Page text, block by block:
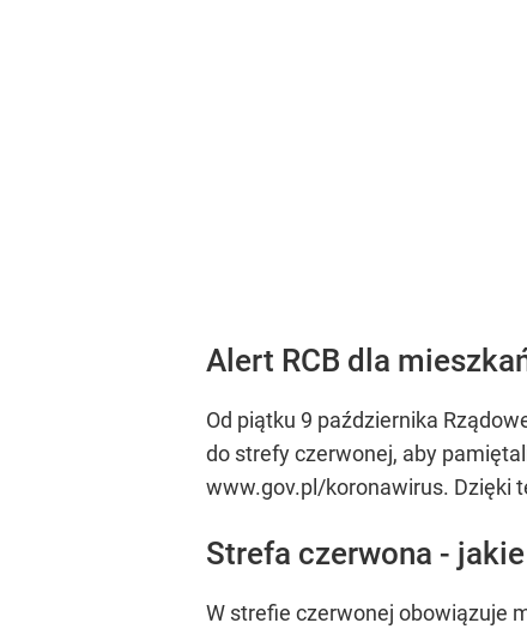
Alert RCB dla
Od piątku 9 października
do strefy czerwonej, aby
www.gov.pl/koronawirus. Dzięki
Strefa czerwona -
W strefie czerwonej obowiązuje